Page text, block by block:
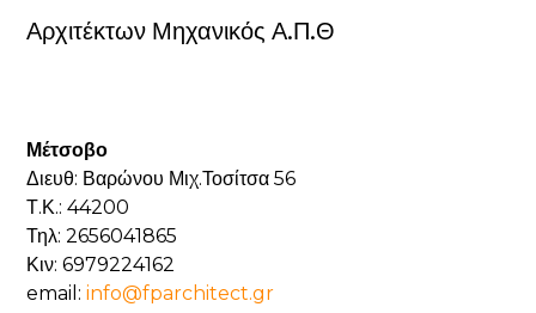
Αρχιτέκτων Μηχανικός Α.Π.Θ
Μέτσοβο
Διευθ: Βαρώνου Μιχ.Τοσίτσα 56
Τ.Κ.: 44200
Τηλ: 2656041865
Κιν: 6979224162
email:info@fparchitect.gr